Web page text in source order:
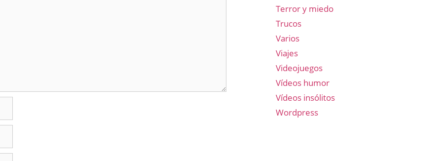
Terror y miedo
Trucos
Varios
Viajes
Videojuegos
Vídeos humor
Vídeos insólitos
Wordpress